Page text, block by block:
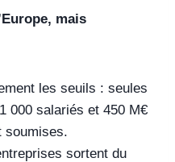
mais
les seuils : seules
000 salariés et 450 M€
soumises.
sortent du